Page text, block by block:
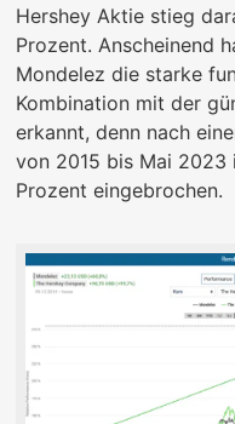
Hershey Aktie stieg
Prozent. Anscheinend
Mondelez die starke
Kombination mit der
erkannt, denn nach
von 2015 bis Mai 2023
Prozent eingebrochen.